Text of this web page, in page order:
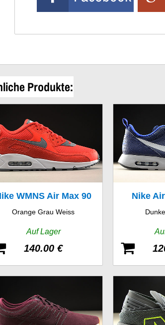
Produkte:
WMNS Air Max 90
Orange Grau Weiss
Auf Lager
140.00 €
Nike